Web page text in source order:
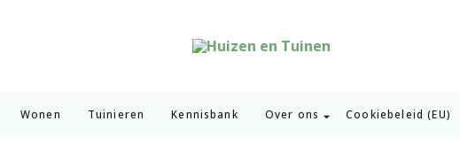
Wonen Tuinieren Kennisbank Over ons Cookiebeleid (EU)